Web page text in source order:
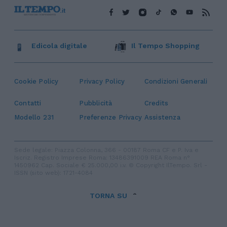
Cookie Policy Privacy Policy Condizioni Generali
Contatti Pubblicità
Credits
Modello 231
Preferenze Privacy Assistenza
Edicola digitale Il Tempo Shopping
TORNA SU